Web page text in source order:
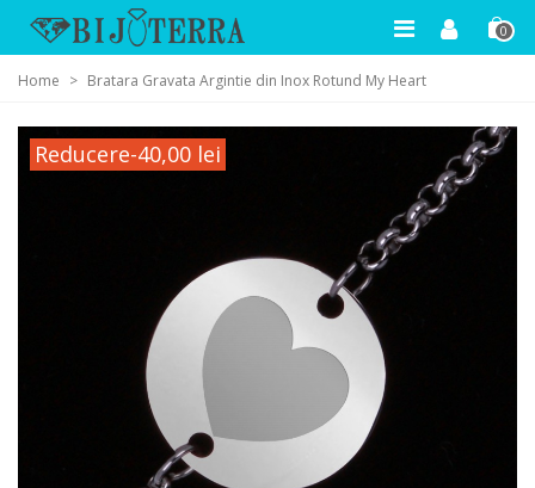
0
Home > Bratara Gravata Argintie din Inox Rotund My Heart
Reducere-40,00 lei